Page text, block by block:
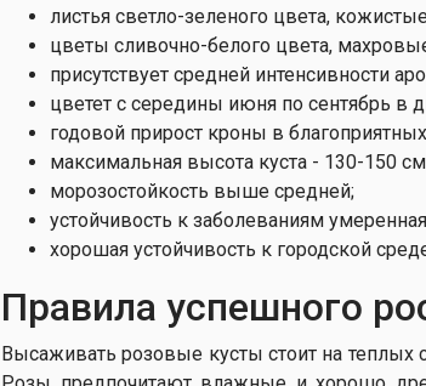
листья светло-зеленого цвета,
цветы сливочно-белого цвета,
присутствует средней интенсивности
цветет с середины июня по сентябрь в
годовой прирост кроны в
максимальная высота куста - 130-150 см
морозостойкость выше средней;
устойчивость к заболеваниям
хорошая устойчивость к городской
Правила успешного
Высаживать розовые кусты стоит на теплых